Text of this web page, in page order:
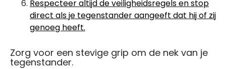
Respecteer altijd de veiligheidsregels en stop
direct als je tegenstander aangeeft dat hij of zij
genoeg heeft.
Zorg voor een stevige grip om de nek van je
tegenstander.